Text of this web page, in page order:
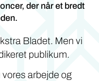
der når et bredt
Bladet. Men vi
publikum.
arbejde og